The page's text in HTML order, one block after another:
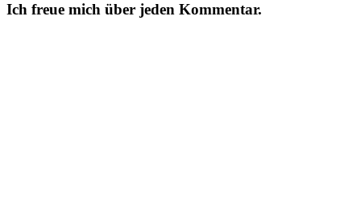
Ich freue mich über jeden Kommentar.